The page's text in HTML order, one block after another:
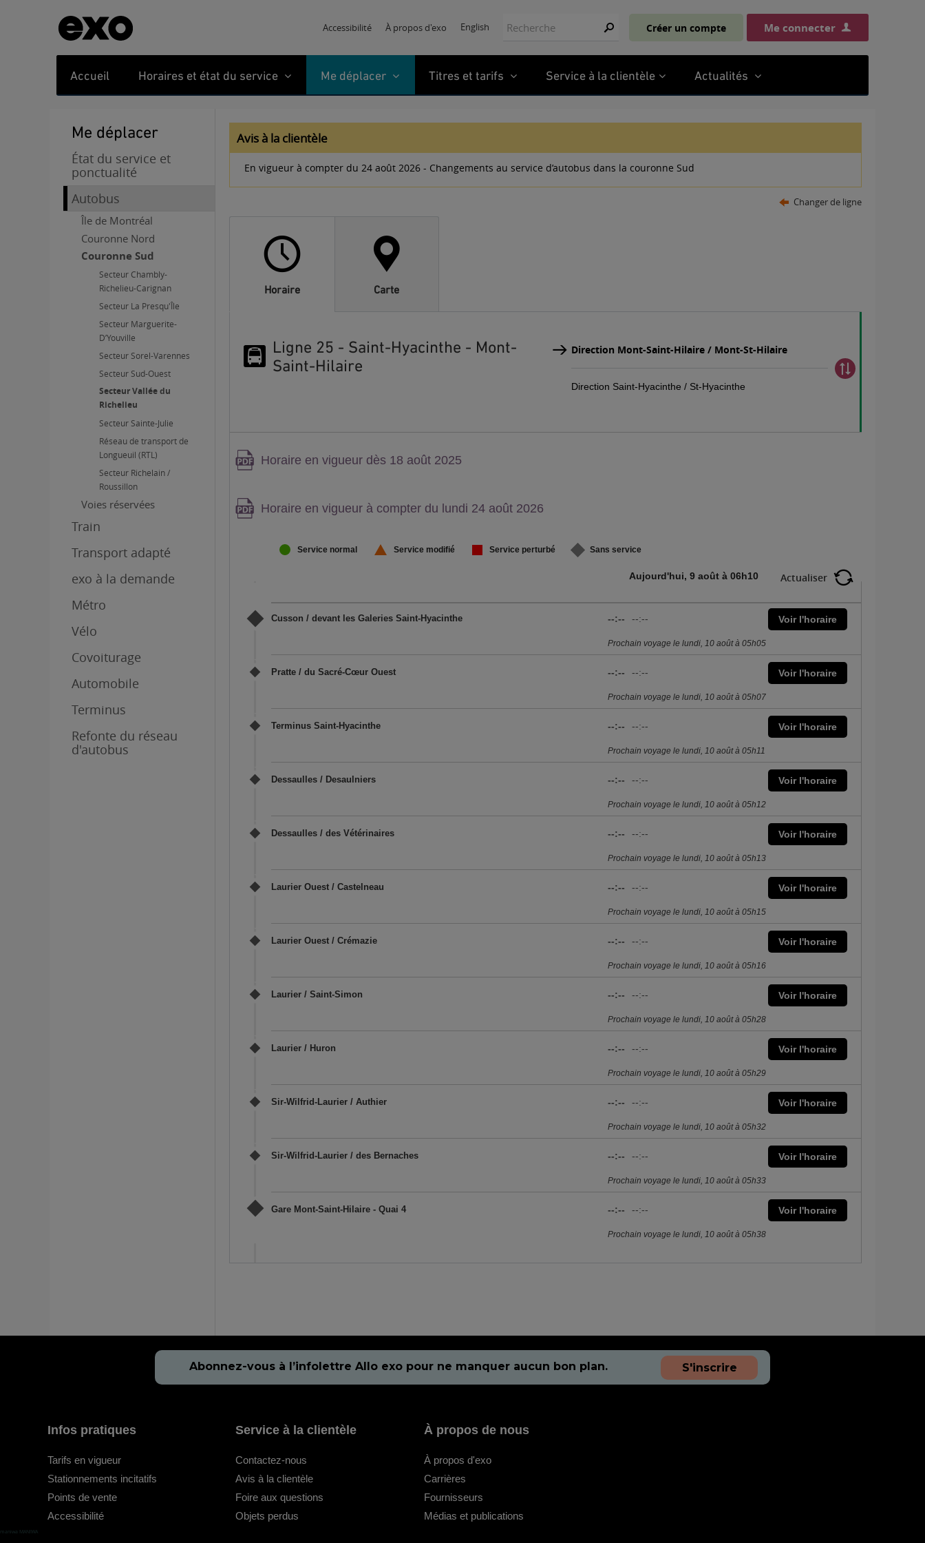
Accessibilité À propos d'exo English Créer un compte Me connecter
Accueil Horaires et état du service Me déplacer Titres et tarifs Service à la clientèle Actualités
Me déplacer
État du service et
ponctualité
Autobus
Île de Montréal
Couronne Nord
Couronne Sud
Secteur Chambly-
Richelieu-Carignan
Secteur La Presqu'Île
Secteur Marguerite-
D’Youville
Secteur Sorel-Varennes
Secteur Sud-Ouest
Secteur Vallée du
Richelieu
Secteur Sainte-Julie
Réseau de transport de
Longueuil (RTL)
Secteur Richelain /
Roussillon
Voies réservées
Train
Transport adapté
exo à la demande
Métro
Vélo
Covoiturage
Automobile
Terminus
Refonte du réseau
d'autobus
Avis à la clientèle
En vigueur à compter du 24 août 2026 - Changements au service d’autobus dans la couronne Sud
Changer de ligne
Horaire Carte
Ligne 25 - Saint-Hyacinthe - Mont-
Saint-Hilaire
Direction Mont-Saint-Hilaire / Mont-St-Hilaire
Direction Saint-Hyacinthe / St-Hyacinthe
Attention,
Horaire en vigueur dès 18 août 2025
Attention,
Horaire en vigueur à compter du lundi 24 août 2026
Service normal Service modifié Service perturbé Sans service
Aujourd'hui, 9 août à 06h10 Actualiser
Cusson / devant les Galeries Saint-Hyacinthe Voir l'horaire
--:-- --:--
Prochain voyage le lundi, 10 août à 05h05
Pratte / du Sacré-Cœur Ouest Voir l'horaire
--:-- --:--
Prochain voyage le lundi, 10 août à 05h07
Terminus Saint-Hyacinthe Voir l'horaire
--:-- --:--
Prochain voyage le lundi, 10 août à 05h11
Dessaulles / Desaulniers Voir l'horaire
--:-- --:--
Prochain voyage le lundi, 10 août à 05h12
Dessaulles / des Vétérinaires Voir l'horaire
--:-- --:--
Prochain voyage le lundi, 10 août à 05h13
Laurier Ouest / Castelneau Voir l'horaire
--:-- --:--
Prochain voyage le lundi, 10 août à 05h15
Laurier Ouest / Crémazie Voir l'horaire
--:-- --:--
Prochain voyage le lundi, 10 août à 05h16
Laurier / Saint-Simon Voir l'horaire
--:-- --:--
Prochain voyage le lundi, 10 août à 05h28
Laurier / Huron Voir l'horaire
--:-- --:--
Prochain voyage le lundi, 10 août à 05h29
Sir-Wilfrid-Laurier / Authier Voir l'horaire
--:-- --:--
Prochain voyage le lundi, 10 août à 05h32
Sir-Wilfrid-Laurier / des Bernaches Voir l'horaire
--:-- --:--
Prochain voyage le lundi, 10 août à 05h33
Gare Mont-Saint-Hilaire - Quai 4 Voir l'horaire
--:-- --:--
Prochain voyage le lundi, 10 août à 05h38
Abonnez-vous à l’infolettre Allo exo pour ne manquer aucun bon plan. S'inscrire
Infos pratiques
Tarifs en vigueur
Stationnements incitatifs
Points de vente
Accessibilité
Service à la clientèle
Contactez-nous
Avis à la clientèle
Foire aux questions
Objets perdus
À propos de nous
À propos d'exo
Carrières
Fournisseurs
Médias et publications
maniwa MANIWA